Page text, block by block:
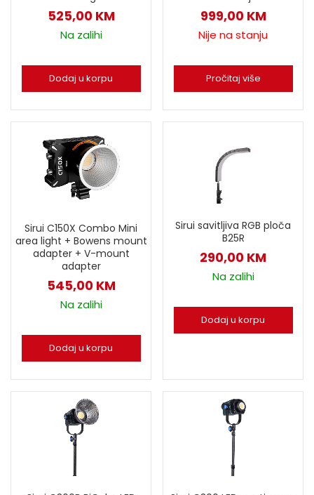
525,00 KM
Na zalihi
Dodaj u korpu
999,00 KM
Nije na stanju
Pročitaj više
Sirui C150X Combo Mini
area light + Bowens mount
adapter + V-mount
adapter
545,00 KM
Na zalihi
Dodaj u korpu
Sirui savitljiva RGB ploča
B25R
290,00 KM
Na zalihi
Dodaj u korpu